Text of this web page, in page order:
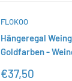
FLOKOO
Hängeregal
Goldfarben -
Sonderpreis
€37,50